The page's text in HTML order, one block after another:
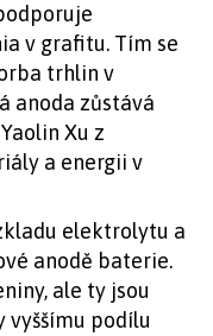
v grafitu. Tím se
trhlin v
anoda zůstává
Xu z
a energii v
elektrolytu a
anodě baterie.
ale ty jsou
podílu